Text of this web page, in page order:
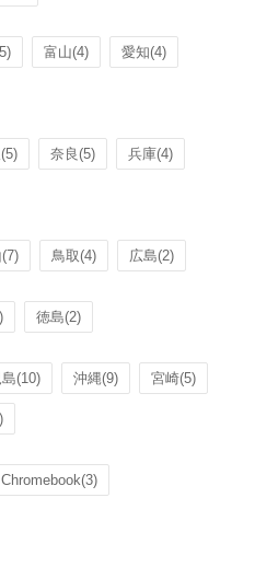
富山(4) 愛知(4)
(5) 奈良(5) 兵庫(4)
(7) 鳥取(4) 広島(2)
徳島(2)
島(10) 沖縄(9) 宮崎(5)
Chromebook(3)